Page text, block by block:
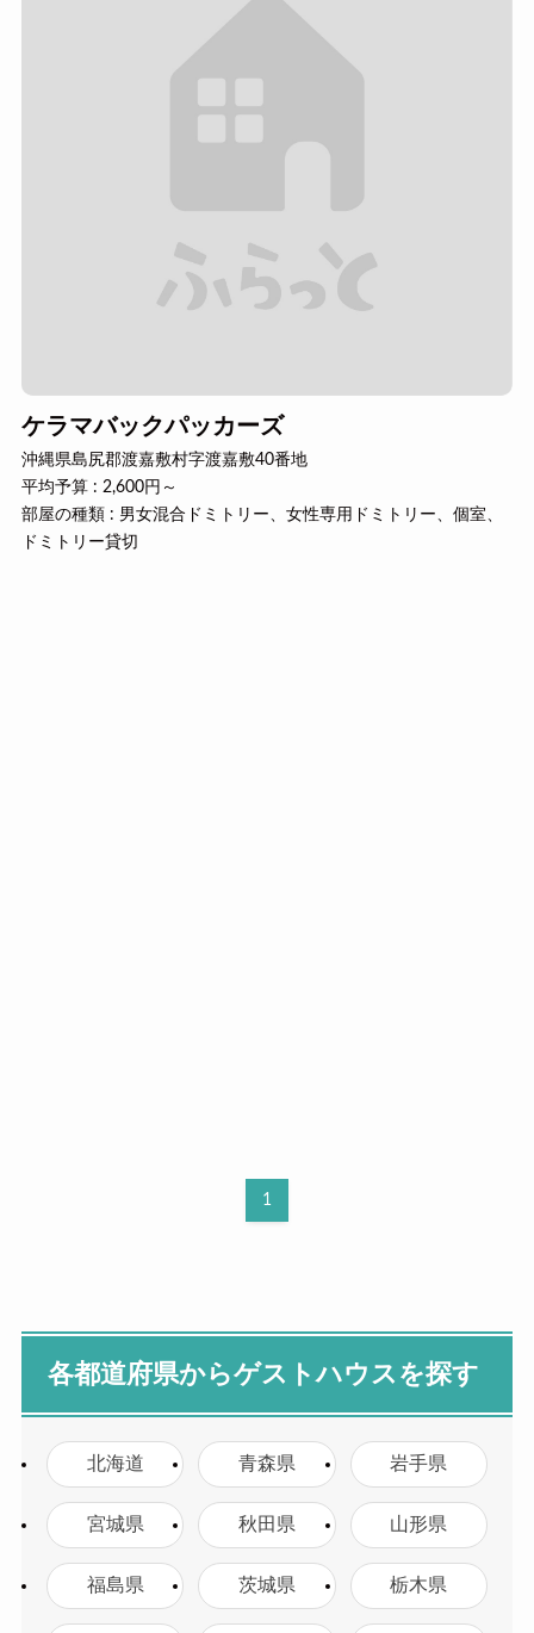
ケラマバックパッカーズ
沖縄県島尻郡渡嘉敷村字渡嘉敷40番地
平均予算 : 2,600円～
部屋の種類 : 男女混合ドミトリー、女性専用ドミトリー、個室、
ドミトリー貸切
1
各都道府県からゲストハウスを探す
北海道 青森県 岩手県
宮城県 秋田県 山形県
福島県 茨城県 栃木県